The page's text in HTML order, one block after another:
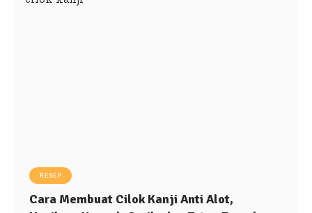
RESEP
Cara Membuat Cilok Kanji Anti Alot,